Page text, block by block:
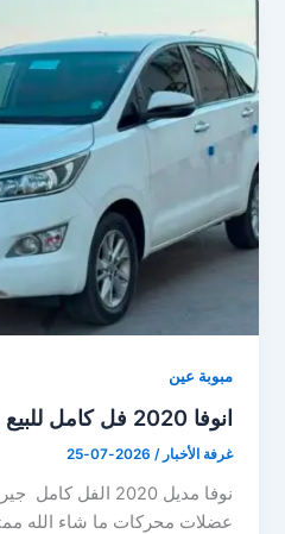
مبوبة عين
انوفا 2020 فل كامل للبيع في الدمام
غرفة الأخبار/
2026-07-25
نوفا ‏مديل 2020
‏عضلات محركات ما شاء الله